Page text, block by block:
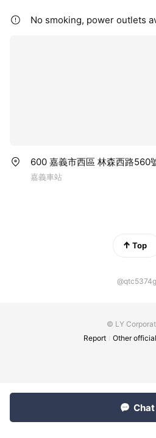
No smoking, power outlets
600 嘉義市西區 林森西路560
嘉義車站
Top
@qtc5374g
© LY
Report
Other
Chat